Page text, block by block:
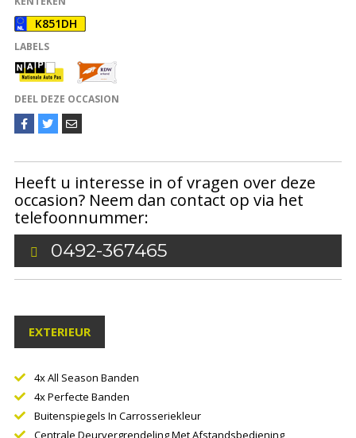
K851DH
LABELS
DEEL DEZE OCCASION
Heeft u interesse in of vragen over deze
occasion? Neem dan contact op via het
telefoonnummer:
0492-367465
EXTERIEUR
4x All Season Banden
4x Perfecte Banden
Buitenspiegels In Carrosseriekleur
Centrale Deurvergrendeling Met Afstandsbediening